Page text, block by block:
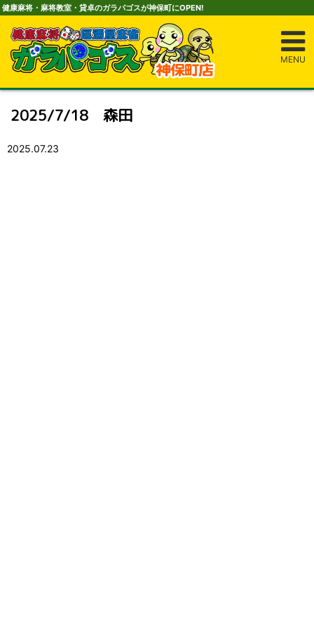
健康麻将・麻将教室・貸卓のガラパゴスが神保町にOPEN!
MENU
2025/7/18 森田
2025.07.23